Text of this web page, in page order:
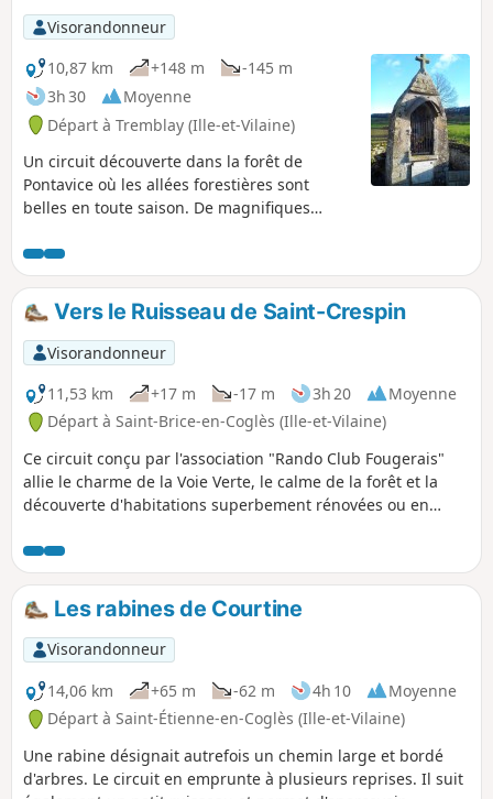
Visorandonneur
10,87 km
+148 m
-145 m
3h 30
Moyenne
Départ à Tremblay (Ille-et-Vilaine)
Un circuit découverte dans la forêt de
Pontavice où les allées forestières sont
belles en toute saison. De magnifiques
clocher de l'église de Bazouges-la-Pérouse
situé à plus de dix kilomètres.
Vers le Ruisseau de Saint-Crespin
Visorandonneur
11,53 km
+17 m -17 m 3h 20
Moyenne
Départ à Saint-Brice-en-Coglès (Ille-et-Vilaine)
Ce circuit conçu par l'association "Rando Club Fougerais"
allie le charme de la Voie Verte, le calme de la forêt et la
découverte d'habitations superbement rénovées ou en
minime, le promeneur chemine sur des sentiers et chemins
entretenus.
Les rabines de Courtine
Visorandonneur
14,06 km
+65 m -62 m 4h 10
Moyenne
Départ à Saint-Étienne-en-Coglès (Ille-et-Vilaine)
Une rabine désignait autrefois un chemin large et bordé
d'arbres. Le circuit en emprunte à plusieurs reprises. Il suit